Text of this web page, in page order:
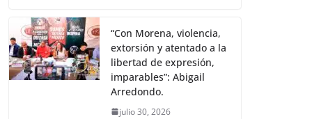
“Con Morena, violencia,
extorsión y atentado a la
libertad de expresión,
imparables”: Abigail
Arredondo.
julio 30, 2026